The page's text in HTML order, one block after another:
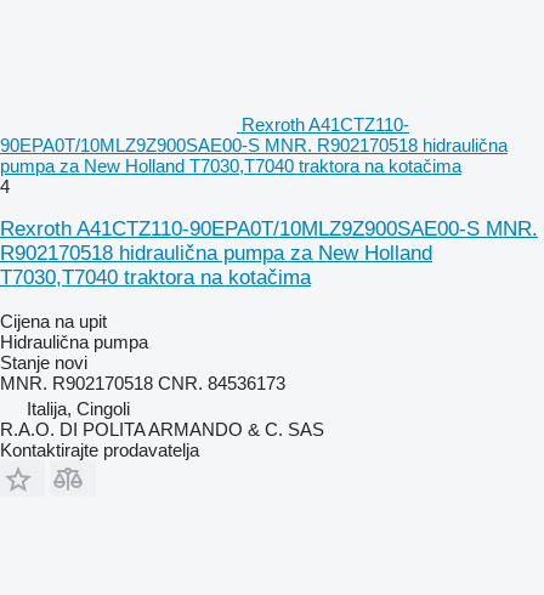
Rexroth A41CTZ110-
90EPA0T/10MLZ9Z900SAE00-S MNR. R902170518 hidraulična
pumpa za New Holland T7030,T7040 traktora na kotačima
4
Rexroth A41CTZ110-90EPA0T/10MLZ9Z900SAE00-S MNR.
R902170518 hidraulična pumpa za New Holland
T7030,T7040 traktora na kotačima
Cijena na upit
Hidraulična pumpa
Stanje novi
MNR. R902170518 CNR. 84536173
Italija, Cingoli
R.A.O. DI POLITA ARMANDO & C. SAS
Kontaktirajte prodavatelja